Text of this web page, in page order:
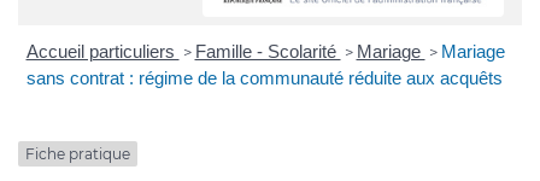
Accueil particuliers > Famille - Scolarité > Mariage > Mariage
sans contrat : régime de la communauté réduite aux acquêts
Fiche pratique